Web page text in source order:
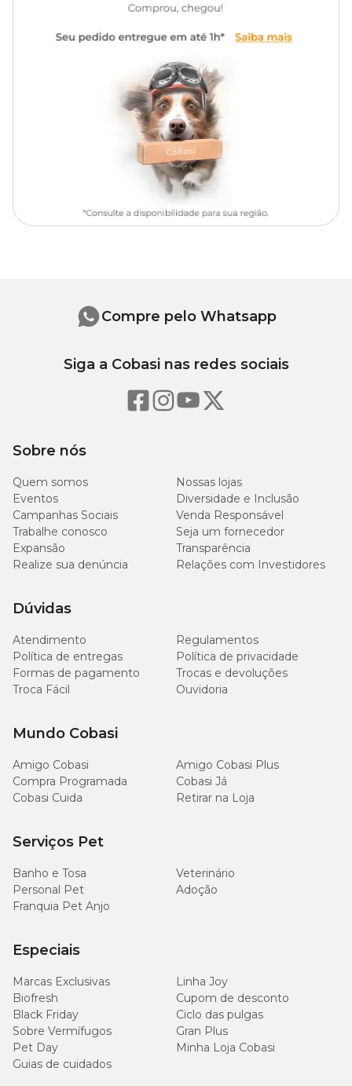
Tipo de Pet Cachorros, Gatos
Observação:
O produto tem validade de 2 anos. Após aberto é recomendado
que seja consumido em até 3 meses.
Sobre nós
Quem somos
Nossas lojas
Eventos
Diversidade e Inclusão
Campanhas Sociais
Venda Responsável
Trabalhe conosco
Seja um fornecedor
Expansão
Transparência
Realize sua denúncia
Relações com Investidores
Dúvidas
Atendimento
Regulamentos
Política de entregas
Política de privacidade
Formas de pagamento
Trocas e devoluções
Troca Fácil
Ouvidoria
Mundo Cobasi
Amigo Cobasi
Amigo Cobasi Plus
Compra Programada
Cobasi Já
Cobasi Cuida
Retirar na Loja
Serviços Pet
Banho e Tosa
Veterinário
Personal Pet
Adoção
Franquia Pet Anjo
Especiais
Marcas Exclusivas
Linha Joy
Biofresh
Cupom de desconto
Black Friday
Ciclo das pulgas
Sobre Vermífugos
Gran Plus
Pet Day
Minha Loja Cobasi
Guias de cuidados
Compre pelo Whatsapp
Siga a Cobasi nas redes sociais